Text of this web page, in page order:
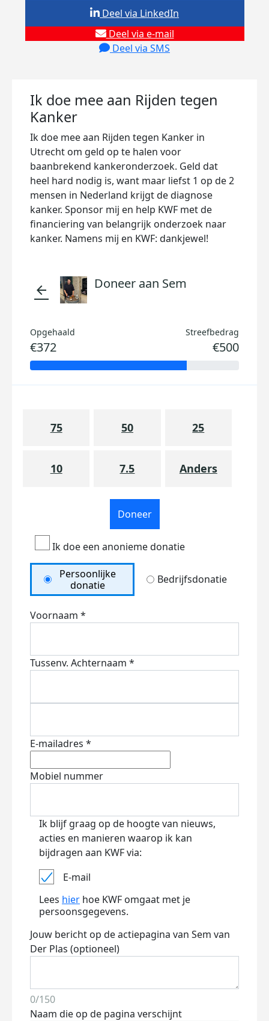
Deel via e-mail
Deel via SMS
Deel via LinkedIn
Ik doe mee aan Rijden tegen
Kanker
Ik doe mee aan Rijden tegen Kanker in
Utrecht om geld op te halen voor
baanbrekend kankeronderzoek. Geld dat
heel hard nodig is, want maar liefst 1 op de 2
mensen in Nederland krijgt de diagnose
kanker. Sponsor mij en help KWF met de
financiering van belangrijk onderzoek naar
kanker. Namens mij en KWF: dankjewel!
arrow_back Doneer aan Sem
Opgehaald
€372
Streefbedrag
€500
75 50 25
10 7.5 Anders
Doneer
Ik doe een anonieme donatie
Persoonlijke
donatie
Bedrijfsdonatie
Voornaam *
Tussenv. Achternaam *
E-mailadres *
Mobiel nummer
Ik blijf graag op de hoogte van nieuws,
acties en manieren waarop ik kan
bijdragen aan KWF via:
E-mail
Lees hier hoe KWF omgaat met je
persoonsgegevens.
Jouw bericht op de actiepagina van Sem van
Der Plas (optioneel)
0/150
Naam die op de pagina verschijnt